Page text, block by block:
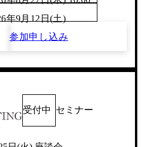
年9月12日(土)
参加申し込み
受付中 セミナー